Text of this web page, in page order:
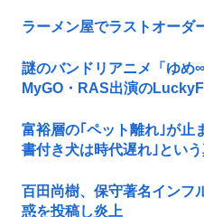
ラーメン屋でラストオーダ
謎のバンドリアニメ「ゆめ
MyGO・RAS出演の
富裕層の｢ペット離れ｣が
書付き犬は時代遅れ｣とい
百田尚樹、保守著名インフ
惑を投稿し炎上